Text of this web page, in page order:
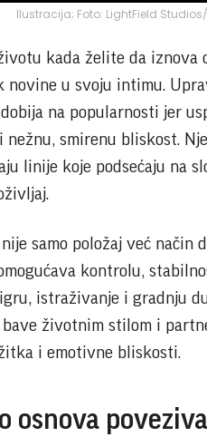
Ilustracija; Foto: LightField
kada želite da
novine u svoju intimu.
na popularnosti jer
smirenu bliskost.
linije koje podsećaju na
samo položaj već
kontrolu,
istraživanje i gradnju
životnim stilom i
i emotivne bliskosti.
osnova